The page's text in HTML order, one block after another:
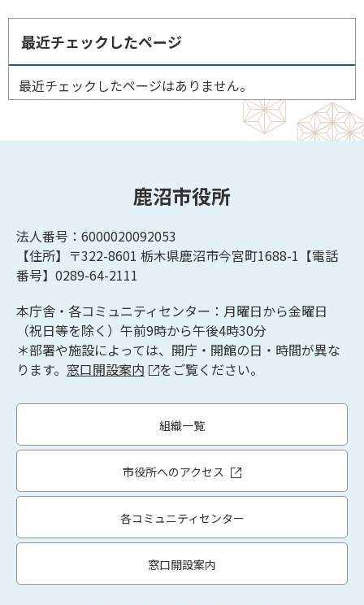
最近チェックしたページ
最近チェックしたページはありません。
鹿沼市役所
法人番号：6000020092053
【住所】〒322-8601 栃木県鹿沼市今宮町1688-1【電話
番号】0289-64-2111
本庁舎・各コミュニティセンター：月曜日から金曜日
（祝日等を除く）午前9時から午後4時30分
＊部署や施設によっては、開庁・開館の日・時間が異な
ります。 窓口開設案内 をご覧ください。
組織一覧
市役所へのアクセス
各コミュニティセンター
窓口開設案内